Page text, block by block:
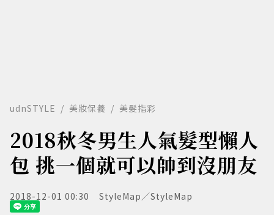
udnSTYLE 美妝保養 美髮指彩
2018秋冬男生人氣髮型懶人
包 挑一個就可以帥到沒朋友
2018-12-01 00:30 StyleMap／StyleMap